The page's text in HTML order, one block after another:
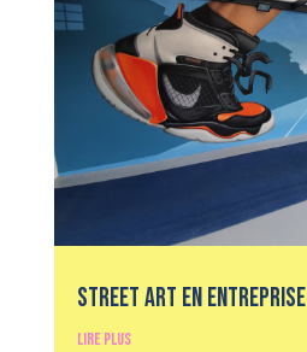
Street Art en Entreprise
lire plus